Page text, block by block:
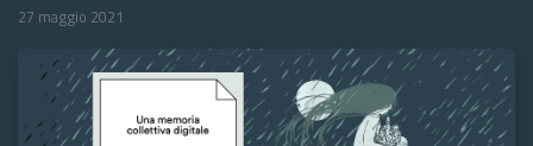
27 maggio 2021